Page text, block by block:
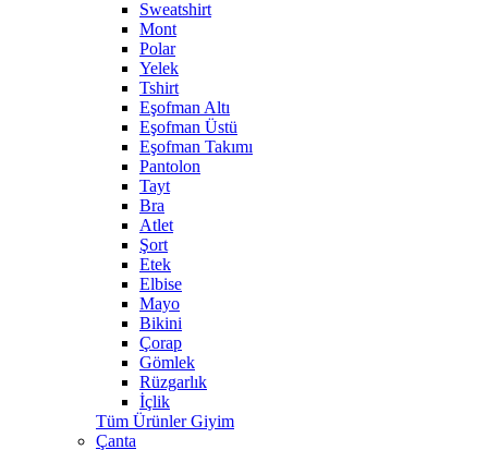
Sweatshirt
Mont
Polar
Yelek
Tshirt
Eşofman Altı
Eşofman Üstü
Eşofman Takımı
Pantolon
Tayt
Bra
Atlet
Şort
Etek
Elbise
Mayo
Bikini
Çorap
Gömlek
Rüzgarlık
İçlik
Tüm Ürünler Giyim
Çanta